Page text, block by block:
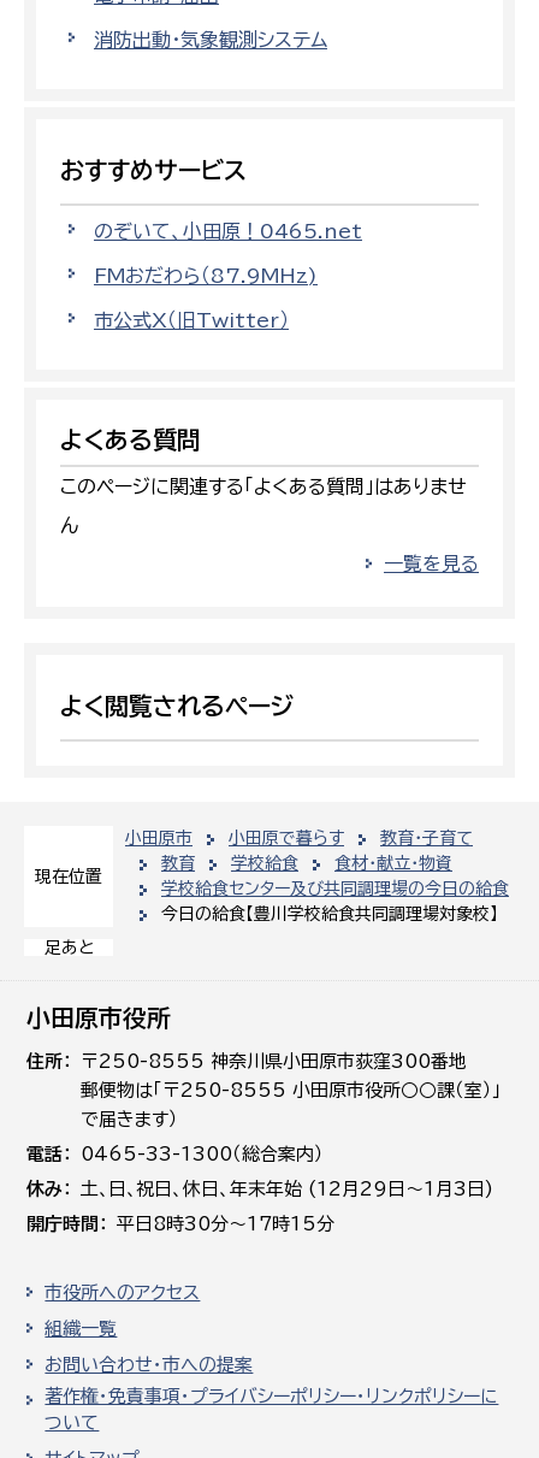
現在位置
小田原市 小田原で暮らす
教育・子育て
教育
学校給食
食材・献立・物資
学校給食センター及び共同調理場の今日の給食
今日の給食【豊川学校給食共同調理場対象校】
足あと
消防出動・気象観測システム
おすすめサービス
のぞいて、小田原！0465.net
FMおだわら（87.9MHz)
市公式X（旧Twitter）
よくある質問
このページに関連する「よくある質問」はありませ
ん
一覧を見る
よく閲覧されるページ
小田原市役所
住所
〒250-8555 神奈川県小田原市荻窪300番地
郵便物は「〒250-8555 小田原市役所○○課（室）」
で届きます）
電話
0465-33-1300（総合案内）
休み
土､日､祝日、休日、年末年始 (12月29日～1月3日)
開庁時間
平日8時30分～17時15分
市役所へのアクセス
組織一覧
お問い合わせ・市への提案
著作権・免責事項・プライバシーポリシー・リンクポリシーに
ついて